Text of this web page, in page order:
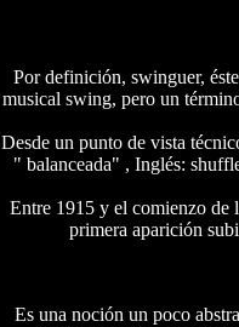
Por definición, swinguer,
musical swing, pero un
Desde un punto de vista
" balanceada" , Inglés:
Entre 1915 y el comienzo de
primera aparición
Es una noción un poco